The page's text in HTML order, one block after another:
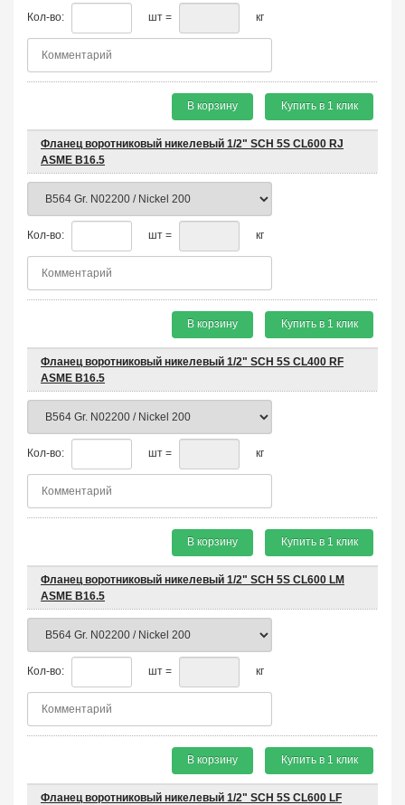
Кол-во: шт = кг
В корзину Купить в 1 клик
Фланец воротниковый никелевый 1/2" SCH 5S CL600 RJ
ASME B16.5
Кол-во: шт = кг
В корзину Купить в 1 клик
Фланец воротниковый никелевый 1/2" SCH 5S CL400 RF
ASME B16.5
Кол-во: шт = кг
В корзину Купить в 1 клик
Фланец воротниковый никелевый 1/2" SCH 5S CL600 LM
ASME B16.5
Кол-во: шт = кг
В корзину Купить в 1 клик
Фланец воротниковый никелевый 1/2" SCH 5S CL600 LF